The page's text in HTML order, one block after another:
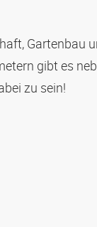
Gartenbau
gibt es
zu sein!